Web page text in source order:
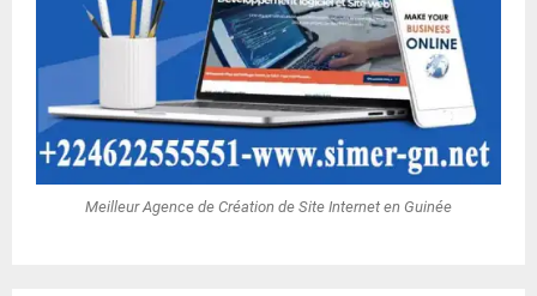
Meilleur Agence de Création de Site Internet en Guinée